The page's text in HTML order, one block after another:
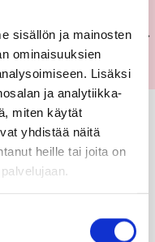
sisällön ja mainosten
ominaisuuksien
Lisäksi
ja analytiikka-
miten käytät
yhdistää näitä
heille tai joita on
jotta
läpi ennen katselmusta.
mikäli
alue sekä
Harparskog, Öby) ja